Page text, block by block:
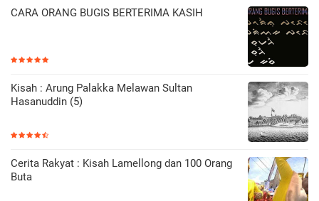
CARA ORANG BUGIS BERTERIMA KASIH
Kisah : Arung Palakka Melawan Sultan
Hasanuddin (5)
Cerita Rakyat : Kisah Lamellong dan 100 Orang
Buta